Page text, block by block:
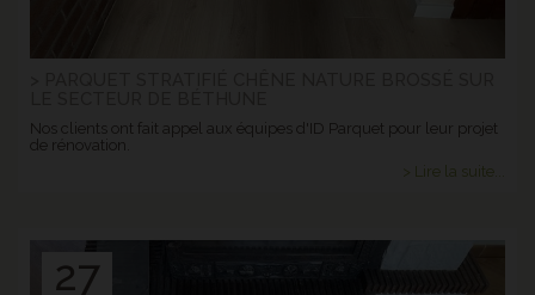
Nos clients ont fait appel aux équipes d'ID Parquet pour leur projet
de rénovation.
> Lire la suite...
27